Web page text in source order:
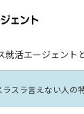
就活エージェント
ラスラ言えない人の